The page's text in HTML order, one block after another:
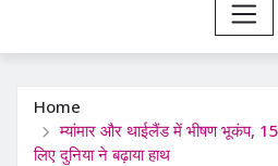
Home
म्यांमार और थाईलैंड में भीषण भूकंप,
लिए दुनिया ने बढ़ाया हाथ